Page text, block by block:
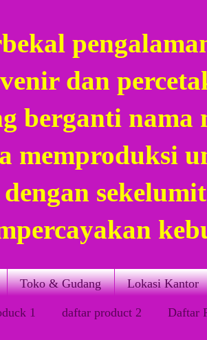
dan
berganti nama
memproduksi
Toko & Gudang Lokasi Kantor
1 daftar product 2 Daftar